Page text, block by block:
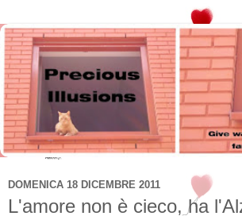
DOMENICA 18 DICEMBRE 2011
L'amore non è cieco, ha